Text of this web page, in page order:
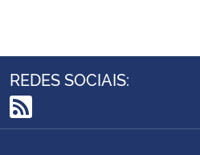
REDES SOCIAIS:
RSS